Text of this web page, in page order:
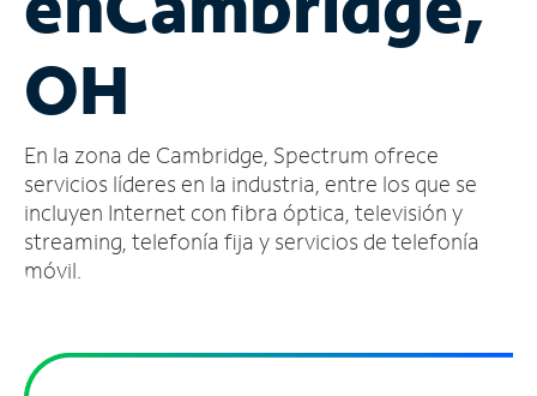
cuenta
Encuentra
tienda
OH
En la zona de Cambridge, Spectrum ofrece
servicios líderes en la industria, entre los que se
incluyen Internet con fibra óptica, televisión y
streaming, telefonía fija y servicios de telefonía
móvil.